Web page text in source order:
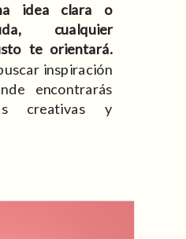
idea clara o
cualquier
te orientará.
inspiración
encontrarás
creativas y